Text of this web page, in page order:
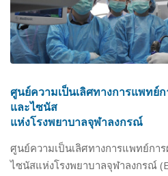
ศูนย์ความเป็นเลิศทางการแพทย์
และไซนัส
แห่งโรงพยาบาลจุฬาลงกรณ์
ศูนย์ความเป็นเลิศทางการแพทย์กา
ไซนัสแห่งโรงพยาบาลจุฬาลงกรณ์